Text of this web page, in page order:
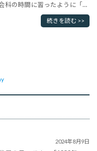
科の時間に習ったように「人
」は、人間の自由と平等・人
三権分立・所有権の神聖など
にとってフランス革命は誇り
リン･･･
続きを読む >>
2024年8月9日